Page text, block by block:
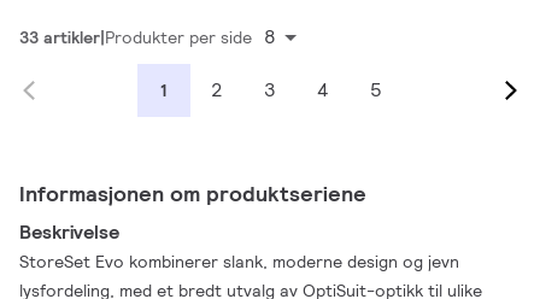
33 artikler Produkter per side 8
1 2 3 4 5
Informasjonen om produktseriene
Beskrivelse
StoreSet Evo kombinerer slank, moderne design og jevn
lysfordeling, med et bredt utvalg av OptiSuit-optikk til ulike